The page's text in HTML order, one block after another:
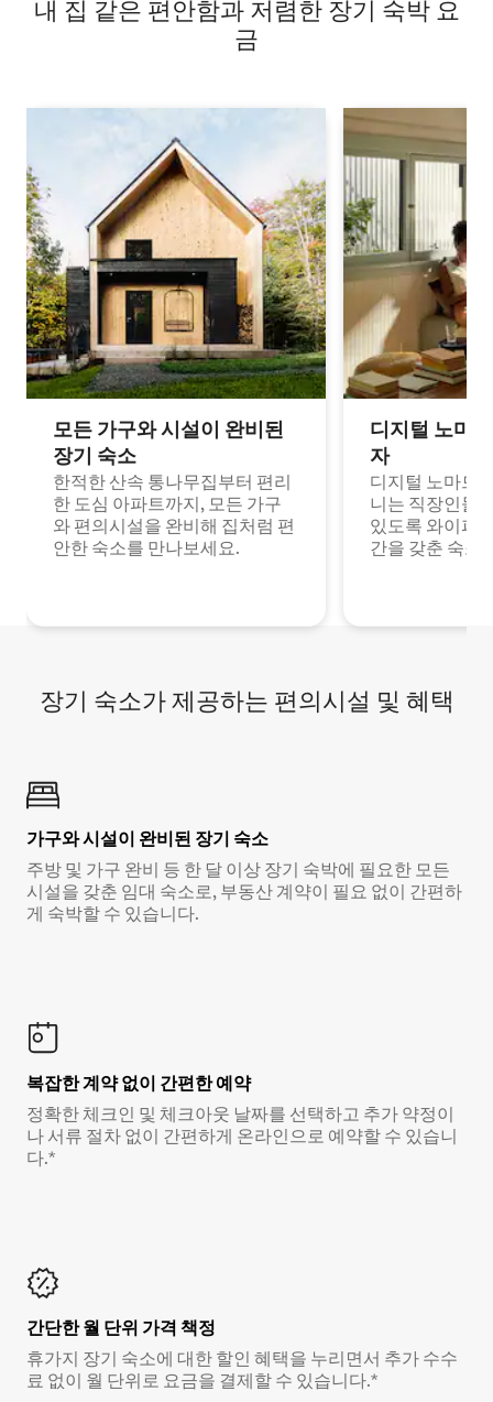
내 집 같은 편안함과 저렴한 장기 숙박 요
금
모든 가구와 시설이 완비된
장기 숙소
한적한 산속 통나무집부터 편리
한 도심 아파트까지, 모든 가구
와 편의시설을 완비해 집처럼 편
안한 숙소를 만나보세요.
디지털 노마
자
디지털 노마드
니는 직장인들
있도록 와이파
간을 갖춘 숙소
장기 숙소가 제공하는 편의시설 및 혜택
가구와 시설이 완비된 장기 숙소
주방 및 가구 완비 등 한 달 이상 장기 숙박에 필요한 모든
시설을 갖춘 임대 숙소로, 부동산 계약이 필요 없이 간편하
게 숙박할 수 있습니다.
복잡한 계약 없이 간편한 예약
정확한 체크인 및 체크아웃 날짜를 선택하고 추가 약정이
나 서류 절차 없이 간편하게 온라인으로 예약할 수 있습니
다.*
간단한 월 단위 가격 책정
휴가지 장기 숙소에 대한 할인 혜택을 누리면서 추가 수수
료 없이 월 단위로 요금을 결제할 수 있습니다.*